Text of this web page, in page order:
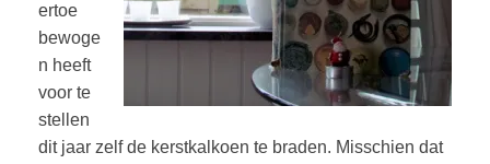
ertoe
bewoge
n heeft
voor te
stellen
dit jaar zelf de kerstkalkoen te braden. Misschien dat